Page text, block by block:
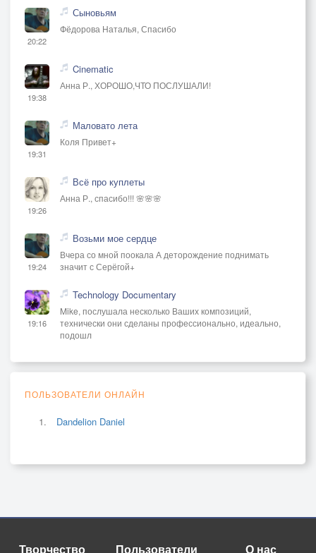
20:22
Сыновьям
Фёдорова Наталья, Спасибо
19:38
Cinematic
Анна Р., ХОРОШО,ЧТО ПОСЛУШАЛИ!
19:31
Маловато лета
Коля Привет+
19:26
Всё про куплеты
Анна Р., спасибо!!! 🌸🌸🌸
19:24
Возьми мое сердце
Вчера со мной поокала А деторождение поднимать
значит с Серёгой+
19:16
Technology Documentary
Mike, послушала несколько Ваших композиций,
технически они сделаны профессионально, идеально,
подошл
ПОЛЬЗОВАТЕЛИ ОНЛАЙН
Dandelion Daniel
Творчество Пользователи О нас